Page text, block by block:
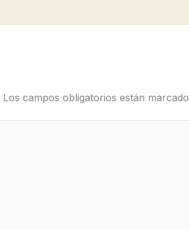
Los campos obligatorios están